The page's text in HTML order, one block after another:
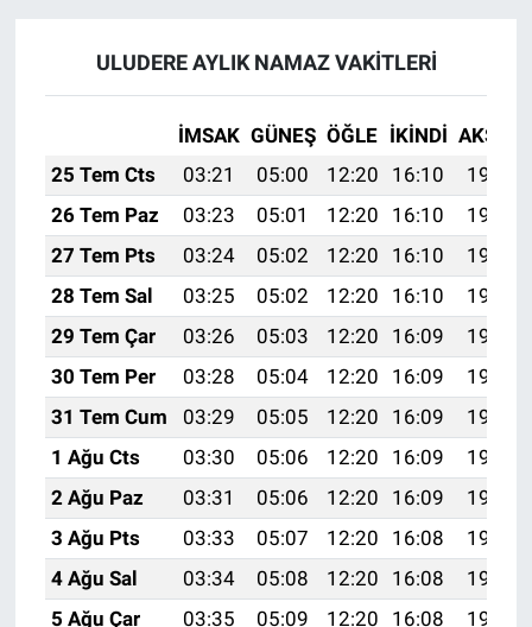
ULUDERE AYLIK NAMAZ VAKITLERI
İMSAK GÜNEŞ ÖĞLE İKINDI AKŞAM
25 Tem Cts
03:21 05:00 12:20 16:10
19:30
26 Tem Paz
03:23 05:01 12:20 16:10
19:30
27 Tem Pts
03:24 05:02 12:20 16:10
19:29
28 Tem Sal
03:25 05:02 12:20 16:10
19:28
29 Tem Çar
03:26 05:03 12:20 16:09
19:27
30 Tem Per
03:28 05:04 12:20 16:09
19:26
31 Tem Cum
03:29 05:05 12:20 16:09
19:25
1 Ağu Cts
03:30 05:06 12:20 16:09
19:24
2 Ağu Paz
03:31 05:06 12:20 16:09
19:23
3 Ağu Pts
03:33 05:07 12:20 16:08
19:22
4 Ağu Sal
03:34 05:08 12:20 16:08
19:21
5 Ağu Çar
03:35 05:09 12:20 16:08
19:20